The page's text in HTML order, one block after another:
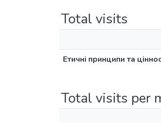
Total visits
Етичні принципи та
Total visits per